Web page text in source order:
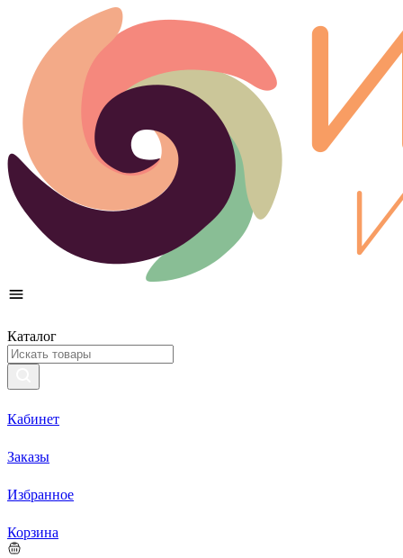
Каталог
Кабинет
Заказы
Избранное
Корзина